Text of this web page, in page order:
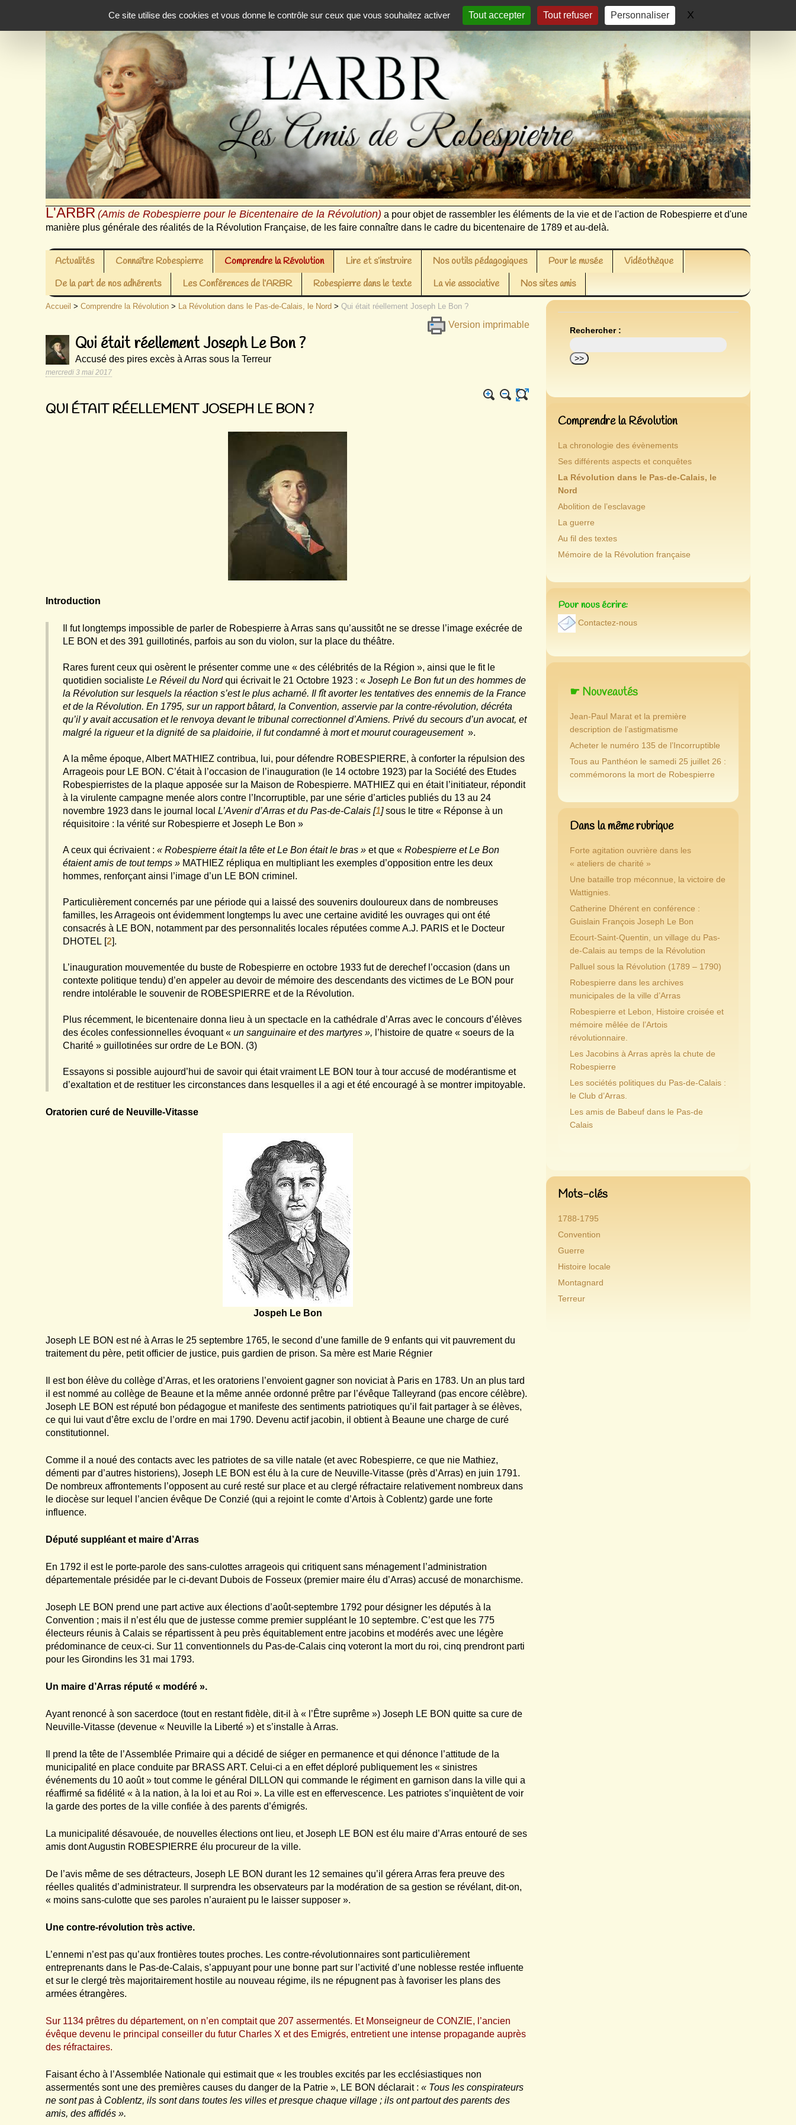
Ce site utilise des cookies et vous donne le contrôle sur ceux que vous souhaitez activer
Tout accepter Tout refuser Personnaliser X
L'ARBR (Amis de Robespierre pour le Bicentenaire de la Révolution) a pour objet de rassembler les éléments de la vie et de l'action de Robespierre et d'une
manière plus générale des réalités de la Révolution Française, de les faire connaître dans le cadre du bicentenaire de 1789 et au-delà.
Actualités Connaître Robespierre Comprendre la Révolution Lire et s’instruire Nos outils pédagogiques Pour le musée
Vidéothèque
De la part de nos adhérents
Les Conférences de l’ARBR Robespierre dans le texte La vie associative Nos sites amis
Accueil >Comprendre la Révolution > La Révolution dans le Pas-de-Calais, le Nord >Qui était réellement Joseph Le Bon ?
Version imprimable
Qui était réellement Joseph Le Bon ?
Accusé des pires excès à Arras sous la Terreur
mercredi 3 mai 2017
QUI ÉTAIT RÉELLEMENT JOSEPH LE BON ?
Introduction
Il fut longtemps impossible de parler de Robespierre à Arras sans qu’aussitôt ne se dresse l’image exécrée de
LE BON et des 391 guillotinés, parfois au son du violon, sur la place du théâtre.
Rares furent ceux qui osèrent le présenter comme une « des célébrités de la Région », ainsi que le fit le
quotidien socialisteLe Réveil du Nordqui écrivait le 21 Octobre 1923 : «Joseph Le Bon fut un des hommes de
la Révolution sur lesquels la réaction s’est le plus acharné. Il fît avorter les tentatives des ennemis de la France
et de la Révolution. En 1795, sur unrapport bâtard, la Convention, asservie par la contre-révolution, décréta
qu’il y avait accusation et le renvoya devant letribunal correctionnel d’Amiens. Privé du secours d’un avocat, et
malgré la rigueur et la dignité de sa plaidoirie, ilfut condamné à mort et mourut courageusement ».
A la même époque, Albert MATHIEZ contribua, lui, pour défendre ROBESPIERRE, à conforter la répulsion des
Arrageois pour LE BON. C’était à l’occasion de l’inauguration (le 14 octobre 1923) par la Société des Etudes
Robespierristes de la plaque apposée sur la Maison de Robespierre. MATHIEZ qui en était l’initiateur, répondit
à la virulente campagne menée alors contre l’Incorruptible, par une série d’articles publiés du 13 au 24
novembre 1923 dans le journal localL’Avenir d’Arras et du Pas-de-Calais [1]sous le titre « Réponse à un
réquisitoire : la vérité sur Robespierre et Joseph Le Bon »
A ceux qui écrivaient :« Robespierre était la tête et Le Bon était le bras »et que «Robespierre et Le Bon
étaient amis de tout temps » MATHIEZ répliqua en multipliant les exemples d’opposition entre les deux
hommes, renforçant ainsi l’image d’un LE BON criminel.
Particulièrement concernés par une période qui a laissé des souvenirs douloureux dans de nombreuses
familles, les Arrageois ont évidemment longtemps lu avec une certaine avidité les ouvrages qui ont été
consacrés à LE BON, notamment par des personnalités locales réputées comme A.J. PARIS et le Docteur
DHOTEL [2].
L’inauguration mouvementée du buste de Robespierre en octobre 1933 fut de derechef l’occasion (dans un
contexte politique tendu) d’en appeler au devoir de mémoire des descendants des victimes de Le BON pour
rendre intolérable le souvenir de ROBESPIERRE et de la Révolution.
Plus récemment, le bicentenaire donna lieu à un spectacle en la cathédrale d’Arras avec le concours d’élèves
des écoles confessionnelles évoquant «un sanguinaire et des martyres », l’histoire de quatre « soeurs de la
Charité » guillotinées sur ordre de Le BON. (3)
Essayons si possible aujourd’hui de savoir qui était vraiment LE BON tour à tour accusé de modérantisme et
d’exaltation et de restituer les circonstances dans lesquelles il a agi et été encouragé à se montrer impitoyable.
Oratorien curé de Neuvi lle-Vitasse
Jospeh Le Bon
Joseph LE BON est né à Arras le 25 septembre 1765, le second d’une famille de 9 enfants qui vit pauvrement du
traitement du père, petit officier de justice, puis gardien de prison. Sa mère est Marie Régnier
Il est bon élève du collège d’Arras, et les oratoriens l’envoient gagner son noviciat à Paris en 1783. Un an plus tard
il est nommé au collège de Beaune et la même année ordonné prêtre par l’évêque Talleyrand (pas encore célèbre).
Joseph LE BON est réputé bon pédagogue et manifeste des sentiments patriotiques qu’il fait partager à se élèves,
ce qui lui vaut d’être exclu de l’ordre en mai 1790. Devenu actif jacobin, il obtient à Beaune une charge de curé
constitutionnel.
Comme il a noué des contacts avec les patriotes de sa ville natale (et avec Robespierre, ce que nie Mathiez,
démenti par d’autres historiens), Joseph LE BON est élu à la cure de Neuville-Vitasse (près d’Arras) en juin 1791.
De nombreux affrontements l’opposent au curé resté sur place et au clergé réfractaire relativement nombreux dans
le diocèse sur lequel l’ancien évêque De Conzié (qui a rejoint le comte d’Artois à Coblentz) garde une forte
influence.
Député suppléant et maire d’Arras
En 1792 il est le porte-parole des sans-culottes arrageois qui critiquent sans ménagement l’administration
départementale présidée par le ci-devant Dubois de Fosseux (premier maire élu d’Arras) accusé de monarchisme.
Joseph LE BON prend une part active aux élections d’août-septembre 1792 pour désigner les députés à la
Convention ; mais il n’est élu que de justesse comme premier suppléant le 10 septembre. C’est que les 775
électeurs réunis à Calais se répartissent à peu près équitablement entre jacobins et modérés avec une légère
prédominance de ceux-ci. Sur 11 conventionnels du Pas-de-Calais cinq voteront la mort du roi, cinq prendront parti
pour les Girondins les 31 mai 1793.
Un maire d’Arras réputé « modéré ».
Ayant renoncé à son sacerdoce (tout en restant fidèle, dit-il à « l’Être suprême ») Joseph LE BON quitte sa cure de
Neuville-Vitasse (devenue « Neuville la Liberté ») et s’installe à Arras.
Il prend la tête de l’Assemblée Primaire qui a décidé de siéger en permanence et qui dénonce l’attitude de la
municipalité en place conduite par BRASS ART. Celui-ci a en effet déploré publiquement les « sinistres
événements du 10 août » tout comme le général DILLON qui commande le régiment en garnison dans la ville qui a
réaffirmé sa fidélité « à la nation, à la loi et au Roi ». La ville est en effervescence. Les patriotes s’inquiètent de voir
la garde des portes de la ville confiée à des parents d’émigrés.
La municipalité désavouée, de nouvelles élections ont lieu, et Joseph LE BON est élu maire d’Arras entouré de ses
amis dont Augustin ROBESPIERRE élu procureur de la ville.
De l’avis même de ses détracteurs, Joseph LE BON durant les 12 semaines qu’il gérera Arras fera preuve des
réelles qualités d’administrateur. Il surprendra les observateurs par la modération de sa gestion se révélant, dit-on,
« moins sans-culotte que ses paroles n’auraient pu le laisser supposer ».
Une contre-révolution très active.
L’ennemi n’est pas qu’aux frontières toutes proches. Les contre-révolutionnaires sont particulièrement
entreprenants dans le Pas-de-Calais, s’appuyant pour une bonne part sur l’activité d’une noblesse restée influente
et sur le clergé très majoritairement hostile au nouveau régime, ils ne répugnent pas à favoriser les plans des
armées étrangères.
Sur 1134 prêtres du département, on n’en comptait que 207 assermentés. Et Monseigneur de CONZIE, l’ancien
évêque devenu le principal conseiller du futur Charles X et des Emigrés, entretient une intense propagande auprès
des réfractaires.
Faisant écho à l’Assemblée Nationale qui estimait que « les troubles excités par les ecclésiastiques non
assermentés sont une des premières causes du danger de la Patrie », LE BON déclarait :« Tous les conspirateurs
ne sont pas à Coblentz, ils sont dans toutes les villes et presque chaque village ; ils ont partout des parents des
amis, des affidés ».
Rechercher :
Comprendre la Révolution
La chronologie des évènements
Ses différents aspects et conquêtes
La Révolution dans le Pas-de-Calais, le
Nord
Abolition de l’esclavage
La guerre
Au fil des textes
Mémoire de la Révolution française
Pour nous écrire:
Contactez-nous
☛ Nouveautés
Jean-Paul Marat et la première
description de l’astigmatisme
Acheter le numéro 135 de l’Incorruptible
Tous au Panthéon le samedi 25 juillet 26 :
commémorons la mort de Robespierre
Dans la même rubrique
Forte agitation ouvrière dans les
« ateliers de charité »
Une bataille trop méconnue, la victoire de
Wattignies.
Catherine Dhérent en conférence :
Guislain François Joseph Le Bon
Ecourt-Saint-Quentin, un village du Pas-
de-Calais au temps de la Révolution
Palluel sous la Révolution (1789 – 1790)
Robespierre dans les archives
municipales de la ville d’Arras
Robespierre et Lebon, Histoire croisée et
mémoire mêlée de l’Artois
révolutionnaire.
Les Jacobins à Arras après la chute de
Robespierre
Les sociétés politiques du Pas-de-Calais :
le Club d’Arras.
Les amis de Babeuf dans le Pas-de
Calais
Mots-clés
1788-1795
Convention
Guerre
Histoire locale
Montagnard
Terreur